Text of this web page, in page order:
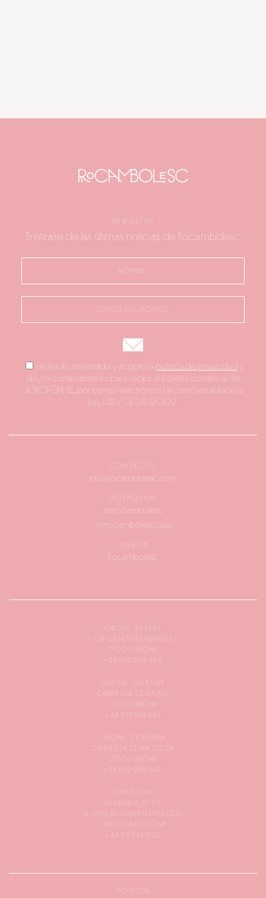
NEWSLETTER
Entérate de las últimas noticias de Rocambolesc
He leído, entendido y acepto la política de privacidad y
doy mi consentimiento para recibir el boletín comercial de
JOROFON, S.L. por correo electrónico tal como establece la
Ley LSSI / CE 34/2002.
CONTACTO
info@rocambolesc.com
INSTAGRAM
@rrrocambolesc
@rrrocambolesc_usa
LINKEDIN
Rocambolesc
GIRONA - BIKINERIA
C/ DE LES HORTES NÚMERO 6
17001 GIRONA
+34 972 658 585
GIRONA - GELATERIA
CARRER STA. CLARA 50
17001 GIRONA
+34 972 416 667
GIRONA - CONFITERIA
CARRER STA. CLARA 50, 2N
17001 GIRONA
+34 972 988 340
BARCELONA
LA RAMBLA, 51-59
AL LADO DEL GRAN TEATRO LICEU
08002 BARCELONA
+34 93 743 11 25